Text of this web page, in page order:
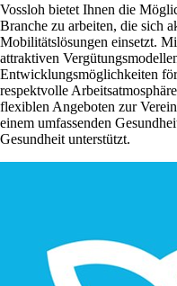
Vossloh bietet Ihnen die
Branche zu arbeiten, die sich
Mobilitätslösungen einsetzt.
attraktiven
Entwicklungsmöglichkeiten
respektvolle
flexiblen Angeboten zur
einem umfassenden
Gesundheit unterstützt.